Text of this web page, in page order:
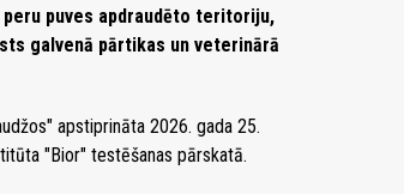
puves apdraudēto teritoriju,
galvenā pārtikas un veterinārā
apstiprināta 2026. gada 25.
"Bior" testēšanas pārskatā.